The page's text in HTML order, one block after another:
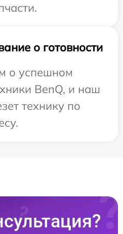
о готовности
о успешном
BenQ, и наш
технику по